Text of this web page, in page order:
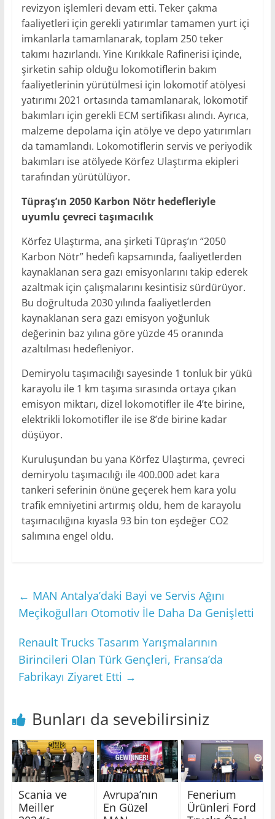
revizyon işlemleri devam etti. Teker çakma
faaliyetleri için gerekli yatırımlar tamamen yurt içi
imkanlarla tamamlanarak, toplam 250 teker
takımı hazırlandı. Yine Kırıkkale Rafinerisi içinde,
şirketin sahip olduğu lokomotiflerin bakım
faaliyetlerinin yürütülmesi için lokomotif atölyesi
yatırımı 2021 ortasında tamamlanarak, lokomotif
bakımları için gerekli ECM sertifikası alındı. Ayrıca,
malzeme depolama için atölye ve depo yatırımları
da tamamlandı. Lokomotiflerin servis ve periyodik
bakımları ise atölyede Körfez Ulaştırma ekipleri
tarafından yürütülüyor.
Tüpraş’ın 2050 Karbon Nötr hedefleriyle
uyumlu çevreci taşımacılık
Körfez Ulaştırma, ana şirketi Tüpraş’ın “2050
Karbon Nötr” hedefi kapsamında, faaliyetlerden
kaynaklanan sera gazı emisyonlarını takip ederek
azaltmak için çalışmalarını kesintisiz sürdürüyor.
Bu doğrultuda 2030 yılında faaliyetlerden
kaynaklanan sera gazı emisyon yoğunluk
değerinin baz yılına göre yüzde 45 oranında
azaltılması hedefleniyor.
Demiryolu taşımacılığı sayesinde 1 tonluk bir yükü
karayolu ile 1 km taşıma sırasında ortaya çıkan
emisyon miktarı, dizel lokomotifler ile 4’te birine,
elektrikli lokomotifler ile ise 8’de birine kadar
düşüyor.
Kuruluşundan bu yana Körfez Ulaştırma, çevreci
demiryolu taşımacılığı ile 400.000 adet kara
tankeri seferinin önüne geçerek hem kara yolu
trafik emniyetini artırmış oldu, hem de karayolu
taşımacılığına kıyasla 93 bin ton eşdeğer CO2
salımına engel oldu.
← MAN Antalya’daki Bayi ve Servis Ağını
Meçikoğulları Otomotiv İle Daha Da Genişletti
Renault Trucks Tasarım Yarışmalarının
Birincileri Olan Türk Gençleri, Fransa’da
Fabrikayı Ziyaret Etti →
Bunları da sevebilirsiniz
Scania ve
Meiller
Avrupa’nın
En Güzel
Fenerium
Ürünleri Ford